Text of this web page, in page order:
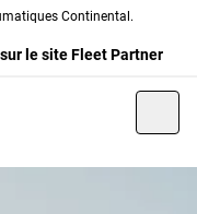
Continental.
le site Fleet Partner